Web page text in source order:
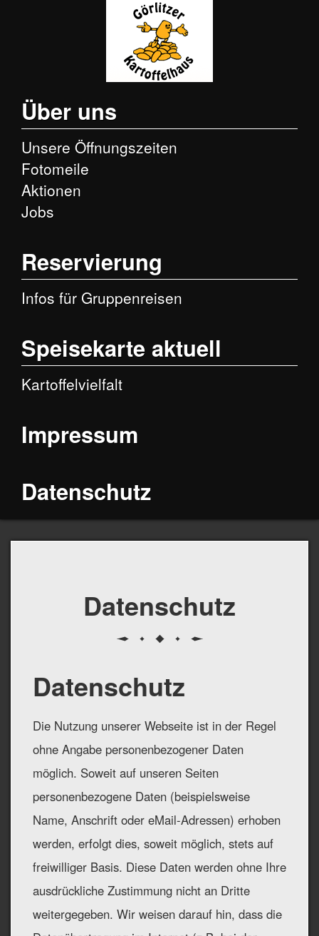
content
Über uns
Unsere Öffnungszeiten
Fotomeile
Aktionen
Jobs
Reservierung
Infos für Gruppenreisen
Speisekarte aktuell
Kartoffelvielfalt
Impressum
Datenschutz
Datenschutz
Datenschutz
Die Nutzung unserer Webseite ist in der Regel
ohne Angabe personenbezogener Daten
möglich. Soweit auf unseren Seiten
personenbezogene Daten (beispielsweise
Name, Anschrift oder eMail-Adressen) erhoben
werden, erfolgt dies, soweit möglich, stets auf
freiwilliger Basis. Diese Daten werden ohne Ihre
ausdrückliche Zustimmung nicht an Dritte
weitergegeben. Wir weisen darauf hin, dass die